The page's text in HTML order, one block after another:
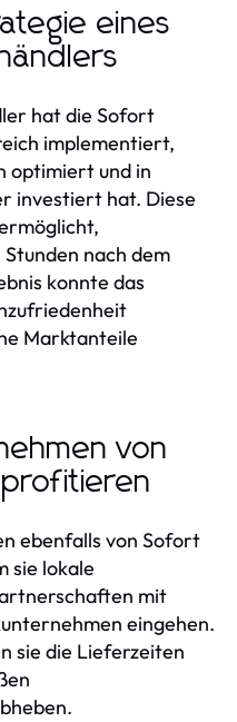
eines
hat die Sofort
implementiert,
optimiert und in
investiert hat. Diese
nach dem
konnte das
Marktanteile
von
ebenfalls von Sofort
sie lokale
mit
eingehen.
sie die Lieferzeiten